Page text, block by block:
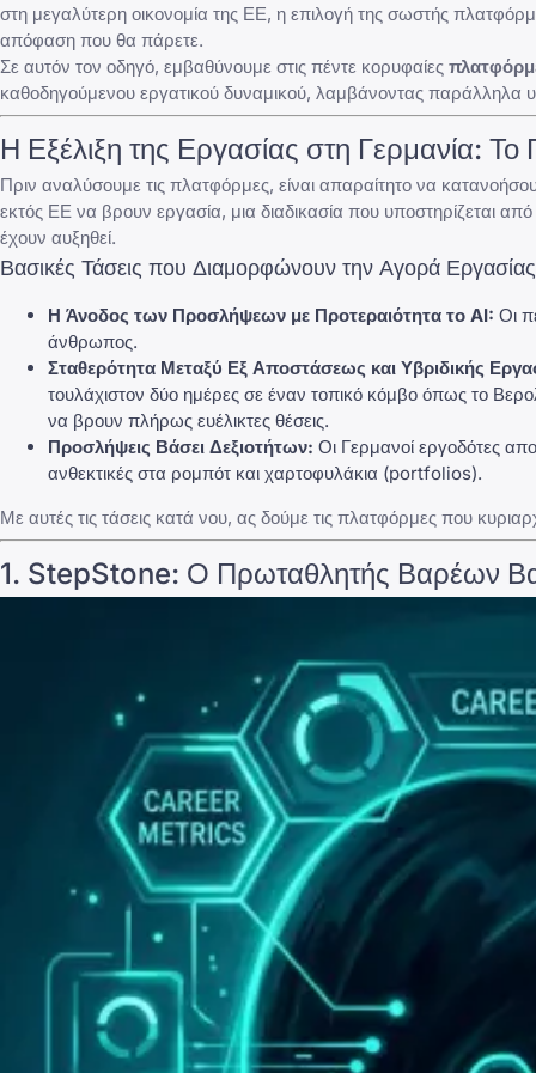
στη μεγαλύτερη οικονομία της ΕΕ, η επιλογή της σωστής
απόφαση που θα πάρετε.
Σε αυτόν τον οδηγό, εμβαθύνουμε στις πέντε κορυφαίες
καθοδηγούμενου εργατικού δυναμικού, λαμβάνοντας παράλληλα
Η Εξέλιξη της Εργασίας στη Γερμανία:
Πριν αναλύσουμε τις πλατφόρμες, είναι απαραίτητο να
εκτός ΕΕ να βρουν εργασία, μια διαδικασία που υποστηρίζεται
έχουν αυξηθεί.
Βασικές Τάσεις που Διαμορφώνουν την Αγορά
Η Άνοδος των Προσλήψεων με Προτεραιότητα το AI: Οι
άνθρωπος.
Σταθερότητα Μεταξύ Εξ Αποστάσεως και Υβριδικής
τουλάχιστον δύο ημέρες σε έναν τοπικό κόμβο όπως το
να βρουν πλήρως ευέλικτες θέσεις.
Προσλήψεις Βάσει Δεξιοτήτων: Οι Γερμανοί εργοδότες
ανθεκτικές στα ρομπότ και χαρτοφυλάκια (portfolios).
Με αυτές τις τάσεις κατά νου, ας δούμε τις πλατφόρμες που
1. StepStone: Ο Πρωταθλητής Βαρέων